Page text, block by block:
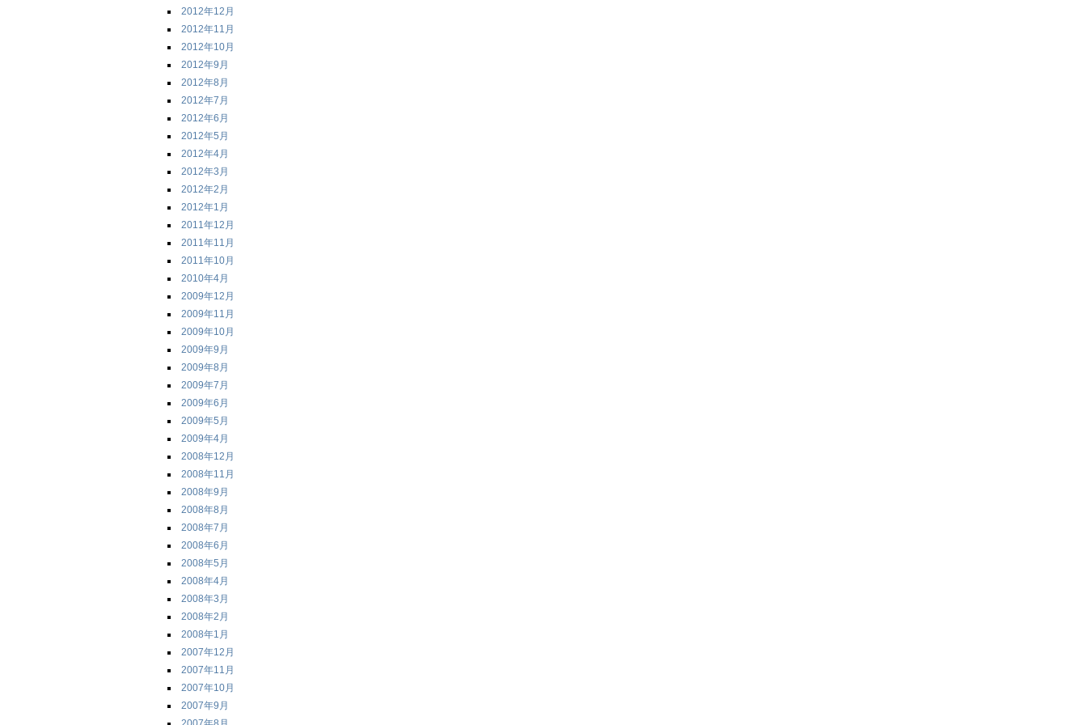
2012年12月
2012年11月
2012年10月
2012年9月
2012年8月
2012年7月
2012年6月
2012年5月
2012年4月
2012年3月
2012年2月
2012年1月
2011年12月
2011年11月
2011年10月
2010年4月
2009年12月
2009年11月
2009年10月
2009年9月
2009年8月
2009年7月
2009年6月
2009年5月
2009年4月
2008年12月
2008年11月
2008年9月
2008年8月
2008年7月
2008年6月
2008年5月
2008年4月
2008年3月
2008年2月
2008年1月
2007年12月
2007年11月
2007年10月
2007年9月